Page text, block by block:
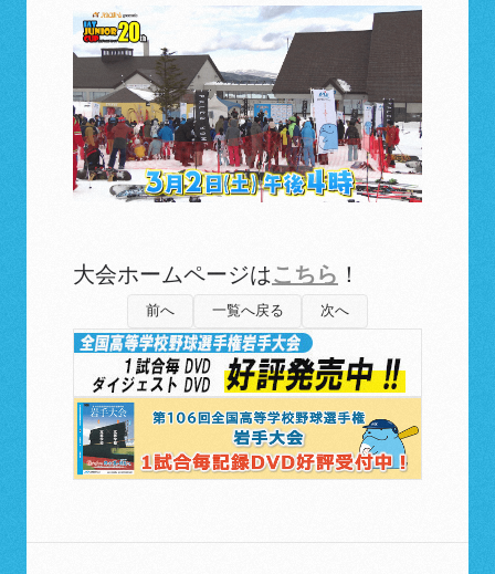
大会ホームページはこちら ！
前へ 一覧へ戻る 次へ